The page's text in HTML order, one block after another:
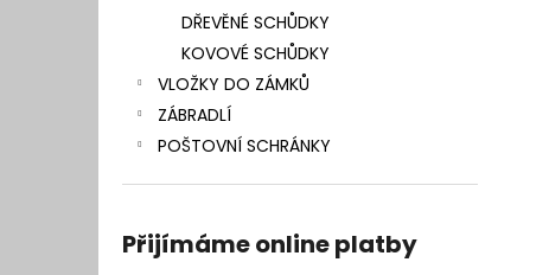
DŘEVĚNÉ SCHŮDKY
KOVOVÉ SCHŮDKY
VLOŽKY DO ZÁMKŮ
ZÁBRADLÍ
POŠTOVNÍ SCHRÁNKY
Přijímáme online platby